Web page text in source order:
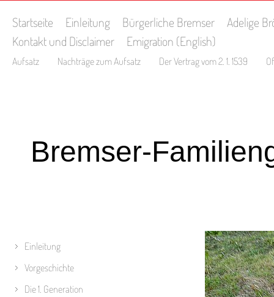
Startseite Einleitung Bürgerliche Bremser
Adelige
Kontakt und Disclaimer
Emigration (English)
Aufsatz Nachträge zum Aufsatz Der Vertrag vom 2. 1. 1539
Bremser-
Einleitung
Vorgeschichte
Die 1. Generation